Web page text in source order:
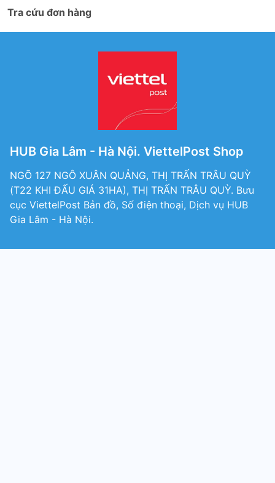
Tra cứu đơn hàng
HUB Gia Lâm - Hà Nội. ViettelPost Shop
NGÕ 127 NGÔ XUÂN QUẢNG, THỊ TRẤN TRÂU QUỲ
(T22 KHI ĐẤU GIÁ 31HA), THỊ TRẤN TRÂU QUỲ. Bưu
cục ViettelPost Bản đồ, Số điện thoại, Dịch vụ HUB
Gia Lâm - Hà Nội.